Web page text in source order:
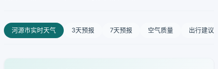
河源市实时天气 3天预报 7天预报 空气质量 出行建议